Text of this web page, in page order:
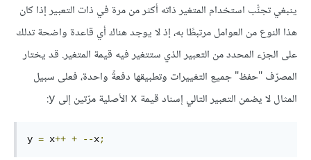
ينبغي تجنُّب استخدام المتغير ذاته أكثر من مرة في ذات التعبير إذا كان
هذا النوع من العوامل مرتبطًا به، إذ لا يوجد هناك أي قاعدة واضحة تدلك
على الجزء المحدد من التعبير الذي ستتغير فيه قيمة المتغير. قد يختار
المصرّف "حفظ" جميع التغييرات وتطبيقها دفعةً واحدة، فعلى سبيل
المثال لا يضمن التعبير التالي إسناد قيمة x الأصلية مرّتين إلى y
:
y = x++ + --x;